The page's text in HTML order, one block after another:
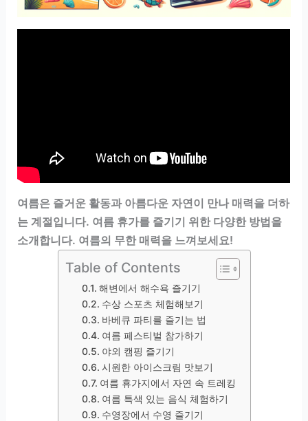
여름은 즐거운 활동과 아름다운 자연이 만나 매력을 더하
는 계절입니다. 여름 휴가를 즐기기 위한 다양한 방법을
소개합니다. 여름의 무한 매력을 느껴보세요!
Table of Contents
해변에서 해수욕 즐기기
수상 스포츠 체험해보기
바베큐 파티를 즐기는 법
여름 페스티벌 참가하기
야외 캠핑 즐기기
시원한 아이스크림 맛보기
여름 휴가지에서 자연 속 트레킹
여름 특색 있는 음식 체험하기
수영장에서 수영 즐기기